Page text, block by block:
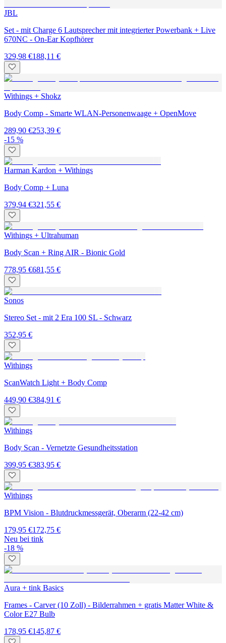
JBL
Set - mit Charge 6 Lautsprecher mit integrierter Powerbank + Live
670NC - On-Ear Kopfhörer
329,98 €188,11 €
Withings + Shokz
Body Comp - Smarte WLAN-Personenwaage + OpenMove
289,90 €253,39 €
-15 %
Harman Kardon + Withings
Body Comp + Luna
379,94 €321,55 €
Withings + Ultrahuman
Body Scan + Ring AIR - Bionic Gold
778,95 €681,55 €
Sonos
Stereo Set - mit 2 Era 100 SL - Schwarz
352,95 €
Withings
ScanWatch Light + Body Comp
449,90 €384,91 €
Withings
Body Scan - Vernetzte Gesundheitsstation
399,95 €383,95 €
Withings
BPM Vision - Blutdruckmessgerät, Oberarm (22-42 cm)
179,95 €172,75 €
Neu bei tink
-18 %
Aura + tink Basics
Frames - Carver (10 Zoll) - Bilderrahmen + gratis Matter White &
Color E27 Bulb
178,95 €145,87 €